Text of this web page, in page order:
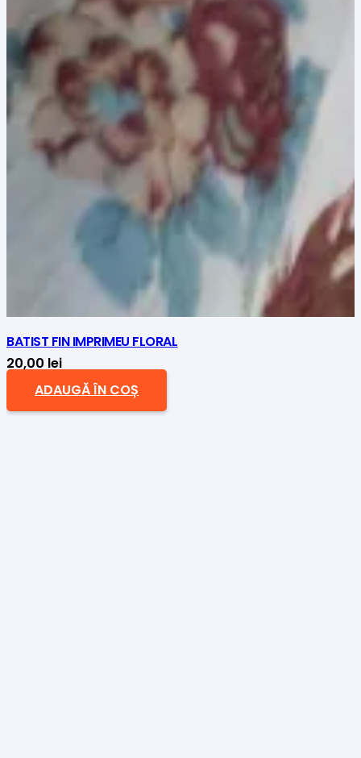
BATIST FIN IMPRIMEU FLORAL
20,00 lei
ADAUGĂ ÎN COȘ